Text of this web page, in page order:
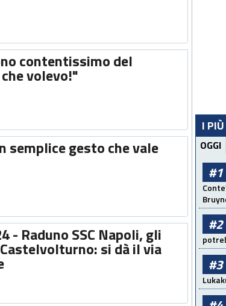
contentissimo del
volevo!"
semplice gesto che vale
- Raduno SSC Napoli, gli
si dà il via
I
OGGI
#1
#2
#3